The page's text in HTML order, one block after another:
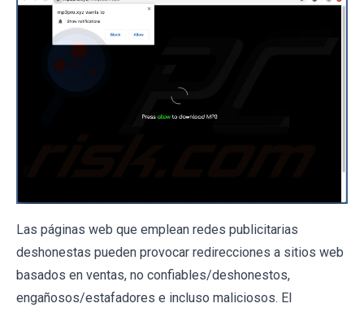
Las páginas web que emplean redes publicitarias
deshonestas pueden provocar redirecciones a sitios web
basados ​​en ventas, no confiables/deshonestos,
engañosos/estafadores e incluso maliciosos. El